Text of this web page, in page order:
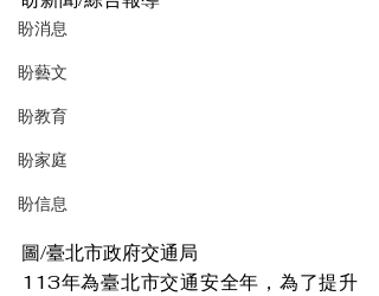
盼消息
盼藝文
盼教育
盼家庭
盼信息
圖/臺北市政府交通局
113年為臺北市交通安全年，為了提升